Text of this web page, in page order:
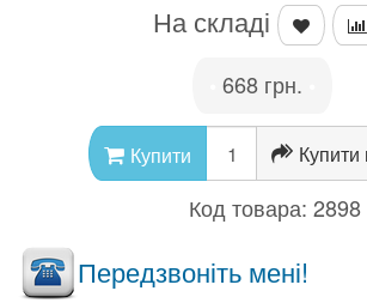
На складі
668 грн.
Купити Купити
Код товара: 2898
Передзвоніть мені!